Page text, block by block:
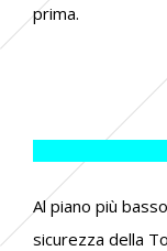
prima.
Al piano più
sicurezza della